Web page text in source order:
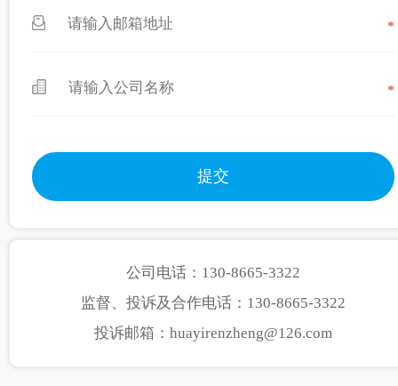
*
*
公司电话：130-8665-3322
监督、投诉及合作电话：130-8665-3322
投诉邮箱：huayirenzheng@126.com